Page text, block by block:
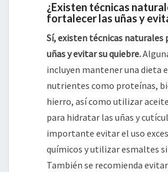
¿Existen técnicas
fortalecer las uñas y
Sí, existen técnicas
uñas y evitar su quiebre.
incluyen mantener una dieta
nutrientes como proteínas,
hierro, así como utilizar
para hidratar las uñas y
importante evitar el uso
químicos y utilizar esmaltes
También se recomienda